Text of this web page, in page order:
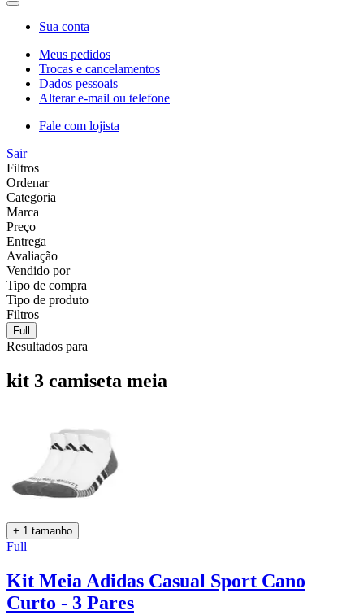
Sua conta
Meus pedidos
Trocas e cancelamentos
Dados pessoais
Alterar e-mail ou telefone
Fale com lojista
Sair
Filtros
Ordenar
Categoria
Marca
Preço
Entrega
Avaliação
Vendido por
Tipo de compra
Tipo de produto
Filtros
Full
Resultados para
kit 3 camiseta meia
+ 1 tamanho
Full
Kit Meia Adidas Casual Sport Cano
Curto - 3 Pares